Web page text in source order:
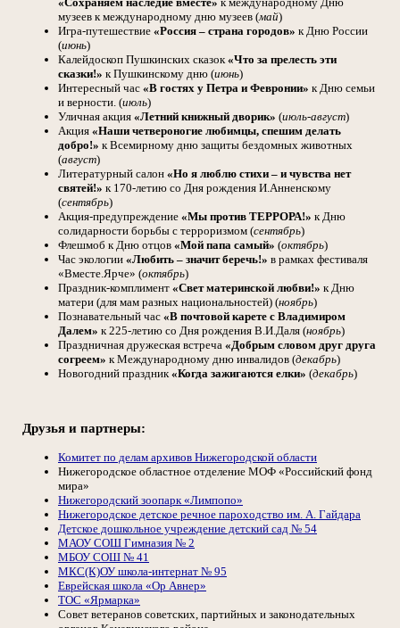
музеев к международному дню музеев (май)
Игра-путешествие «Россия – страна городов» к Дню России
(июнь)
Калейдоскоп Пушкинских сказок«Что за прелесть эти
сказки!» к Пушкинскому дню (июнь)
Интересный час «В гостях у Петра и Февронии» к Дню семьи
и верности. (июль)
Уличная акция «Летний книжный дворик» (июль-август)
Акция «Наши четвероногие любимцы, спешим делать
добро!» к Всемирному дню защиты бездомных животных
(август)
Литературный салон «Но я люблю стихи – и чувства нет
святей!» к 170-летию со Дня рождения И.Анненскому
(сентябрь)
Акция-предупреждение «Мы против ТЕРРОРА!» к Дню
солидарности борьбы с терроризмом (сентябрь)
Флешмоб к Дню отцов «Мой папа самый» (октябрь)
Час экологии «Любить – значит беречь!» в рамках фестиваля
«Вместе.Ярче» (октябрь)
Праздник-комплимент «Свет материнской любви!» к Дню
матери (для мам разных национальностей) (ноябрь)
Познавательный час «В почтовой карете с Владимиром
Далем» к 225-летию со Дня рождения В.И.Даля (ноябрь)
Праздничная дружеская встреча «Добрым словом друг друга
согреем» к Международному дню инвалидов (декабрь)
Новогодний праздник«Когда зажигаются елки» (декабрь)
Друзья и партнеры:
Комитет по делам архивов Нижегородской области
Нижегородское областное отделение МОФ «Российский фонд
мира»
Нижегородский зоопарк «Лимпопо»
Нижегородское детское речное пароходство им. А. Гайдара
Детское дошкольное учреждение детский сад № 54
МАОУ СОШ Гимназия № 2
МБОУ СОШ № 41
МКС(К)ОУ школа-интернат № 95
Еврейская школа «Ор Авнер»
ТОС «Ярмарка»
Совет ветеранов советских, партийных и законодательных